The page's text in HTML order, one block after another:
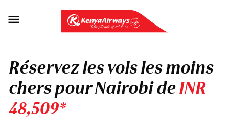

Réservez les vols les moins
chers pour Nairobi deINR
48,509*